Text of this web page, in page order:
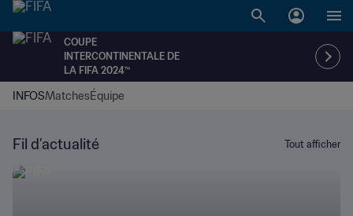
COUPE
INTERCONTINENTALE DE
LA FIFA 2024™
INFOSMatchesÉquipe
Fil d’actualité Tout afficher